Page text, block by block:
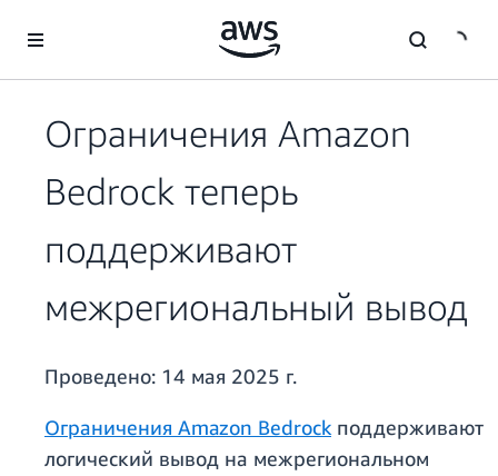
Перейти к главному контенту
Ограничения Amazon
Bedrock теперь
поддерживают
межрегиональный вывод
Проведено: 14 мая 2025 г.
Ограничения Amazon Bedrock поддерживают
логический вывод на межрегиональном